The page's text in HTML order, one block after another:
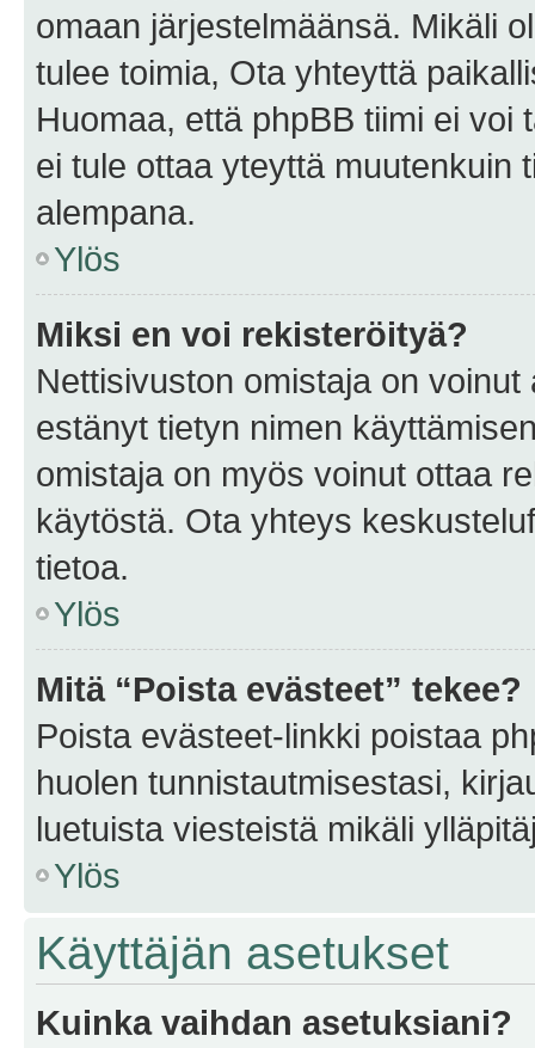
omaan järjestelmäänsä. Mikäli
tulee toimia, Ota yhteyttä
Huomaa, että phpBB tiimi ei
ei tule ottaa yteyttä muutenkuin
alempana.
Ylös
Miksi en voi rekisteröityä?
Nettisivuston omistaja on
estänyt tietyn nimen
omistaja on myös voinut ottaa
käytöstä. Ota yhteys
tietoa.
Ylös
Mitä “Poista evästeet” tekee?
Poista evästeet-linkki poistaa
huolen tunnistautmisestasi,
luetuista viesteistä mikäli
Ylös
Käyttäjän asetukset
Kuinka vaihdan asetuksiani?